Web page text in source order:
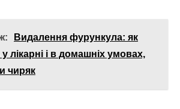
Видалення фурункула: як
лікарні і в домашніх умовах,
чиряк